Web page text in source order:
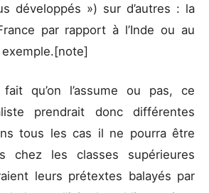
développés ») sur d’autres : la
par rapport à l’Inde ou au
exemple.[note]
qu’on l’assume ou pas, ce
prendrait donc différentes
tous les cas il ne pourra être
chez les classes supérieures
leurs prétextes balayés par